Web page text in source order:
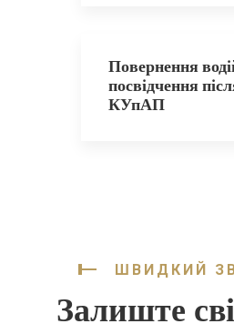
Повернення
посвідчення
КУпАП
ШВИДКИЙ
Залиште